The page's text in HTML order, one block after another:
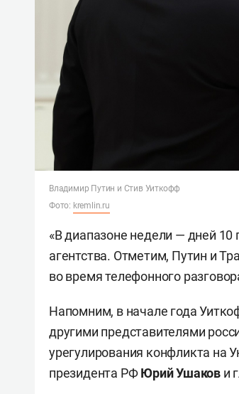
Владимир Путин и Стив Уиткофф
Фото: kremlin.ru
«В диапазоне недели — дней 10
агентства. Отметим, Путин и
во время телефонного
Напомним, в начале года
другими представителями
урегулирования конфликта на
президента РФЮрий Ушаков и